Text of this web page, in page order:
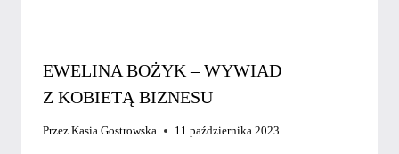
EWELINA BOŻYK – WYWIAD
Z KOBIETĄ BIZNESU
Przez Kasia Gostrowska 11 października 2023